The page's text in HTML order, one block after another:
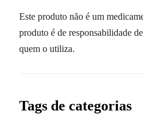
Este produto não é um
produto é de responsabilidade
quem o utiliza.
Tags de categorias